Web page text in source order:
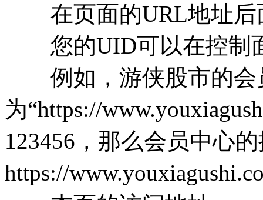
在页面的URL地址后
您的UID可以在控制
例如，游侠股市的会
为“https://
123456，那么会员中心
https://